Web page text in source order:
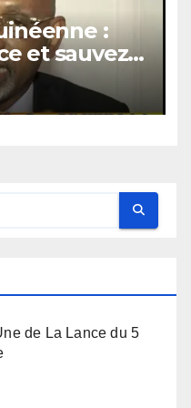
:
et sauvez
de La Lance du 5